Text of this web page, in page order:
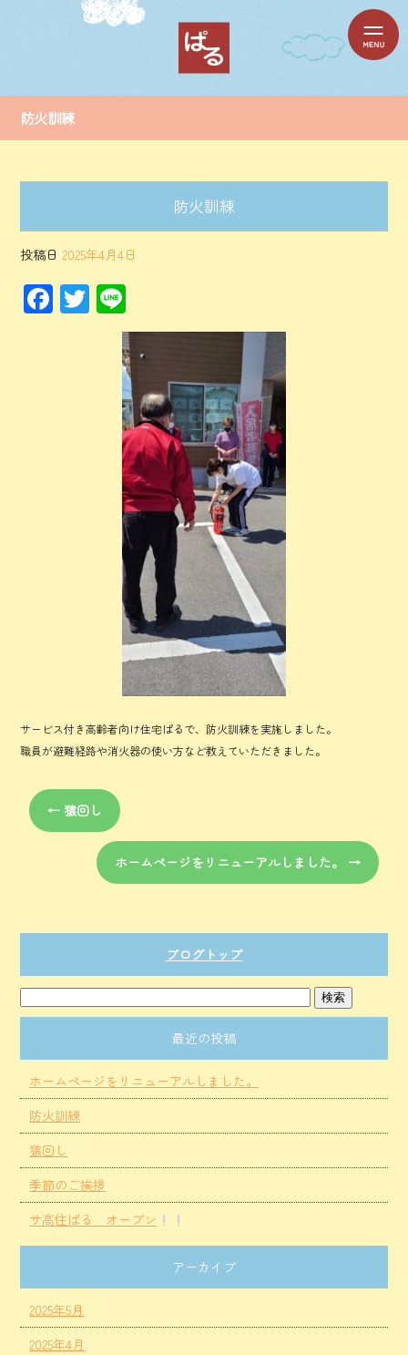
防火訓練
防火訓練
投稿日 2025年4月4日
F
ac
T
wi ne
サービス付き高齢者向け住宅ぱるで、防火訓練を実施しました。
職員が避難経路や消火器の使い方など教えていただきました。
← 猿回し
ホームページをリニューアルしました。 →
ブログトップ
最近の投稿
ホームページをリニューアルしました。
防火訓練
猿回し
季節のご挨拶
サ高住ぱる オープン
アーカイブ
2025年5月
2025年4月